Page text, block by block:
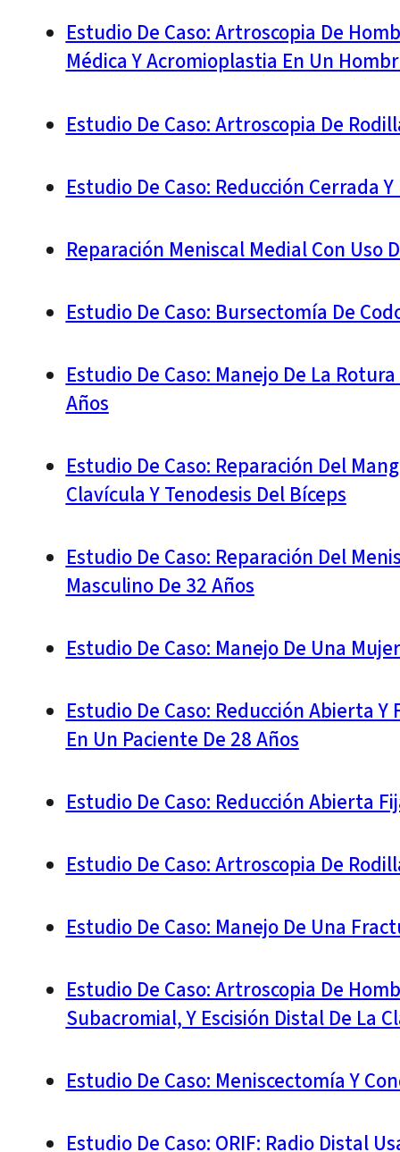
Estudio De Caso: Artroscopia De
Médica Y Acromioplastia En Un
Estudio De Caso: Artroscopia De
Estudio De Caso: Reducción Cerrada
Reparación Meniscal Medial Con
Estudio De Caso: Bursectomía De
Estudio De Caso: Manejo De La
Años
Estudio De Caso: Reparación Del
Clavícula Y Tenodesis Del Bíceps
Estudio De Caso: Reparación Del
Masculino De 32 Años
Estudio De Caso: Manejo De Una
Estudio De Caso: Reducción Abierta
En Un Paciente De 28 Años
Estudio De Caso: Reducción Abierta
Estudio De Caso: Artroscopia De
Estudio De Caso: Manejo De Una
Estudio De Caso: Artroscopia De
Subacromial, Y Escisión Distal De La
Estudio De Caso: Meniscectomía Y
Estudio De Caso: ORIF: Radio Distal